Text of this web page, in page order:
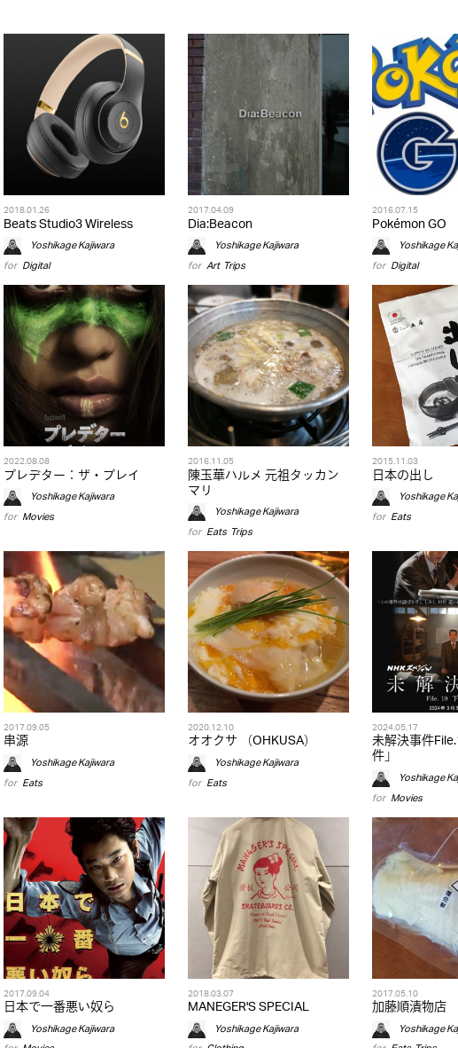
2018.01.26
Beats Studio3 Wireless
Yoshikage Kajiwara
for Digital
2017.04.09
Dia:Beacon
Yoshikage Kajiwara
for Art, Trips
2016.07.15
Pokémon GO
Yoshikage
for Digital
2022.08.08
プレデター：ザ・プレイ
Yoshikage Kajiwara
for Movies
2016.11.05
陳玉華ハルメ 元祖タッカン
マリ
Yoshikage Kajiwara
for Eats, Trips
2015.11.03
日本の出し
Yoshikage
for Eats
2017.09.05
串源
Yoshikage Kajiwara
for Eats
2020.12.10
オオクサ （OHKUSA）
Yoshikage Kajiwara
for Eats
2024.05.17
未解決事件
件」
Yoshikage
for Movies
2017.09.04
日本で一番悪い奴ら
Yoshikage Kajiwara
2018.03.07
MANEGER'S SPECIAL
Yoshikage Kajiwara
2017.05.10
加藤順漬物店
Yoshikage